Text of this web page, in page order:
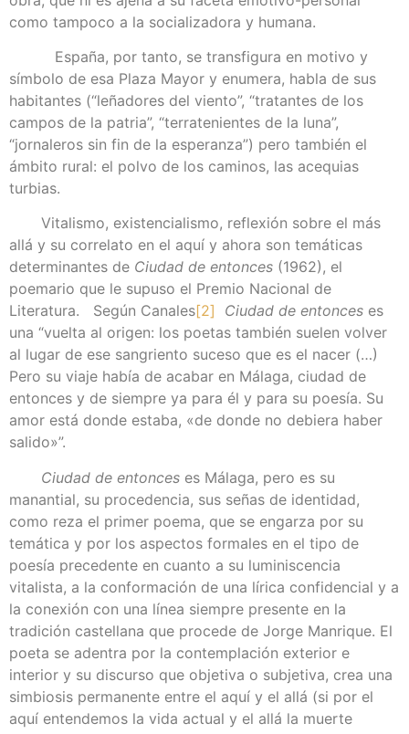
como tampoco a la socializadora y humana.
España, por tanto, se transfigura en motivo y
símbolo de esa Plaza Mayor y enumera, habla de sus
habitantes (“leñadores del viento”, “tratantes de los
campos de la patria”, “terratenientes de la luna”,
“jornaleros sin fin de la esperanza”) pero también el
ámbito rural: el polvo de los caminos, las acequias
turbias.
Vitalismo, existencialismo, reflexión sobre el más
allá y su correlato en el aquí y ahora son temáticas
determinantes de Ciudad de entonces (1962), el
poemario que le supuso el Premio Nacional de
Literatura. Según Canales[2] Ciudad de entonces es
una “vuelta al origen: los poetas también suelen volver
al lugar de ese sangriento suceso que es el nacer (…)
Pero su viaje había de acabar en Málaga, ciudad de
entonces y de siempre ya para él y para su poesía. Su
amor está donde estaba, «de donde no debiera haber
salido»”.
Ciudad de entonces es Málaga, pero es su
manantial, su procedencia, sus señas de identidad,
como reza el primer poema, que se engarza por su
temática y por los aspectos formales en el tipo de
poesía precedente en cuanto a su luminiscencia
vitalista, a la conformación de una lírica confidencial y a
la conexión con una línea siempre presente en la
tradición castellana que procede de Jorge Manrique. El
poeta se adentra por la contemplación exterior e
interior y su discurso que objetiva o subjetiva, crea una
simbiosis permanente entre el aquí y el allá (si por el
aquí entendemos la vida actual y el allá la muerte